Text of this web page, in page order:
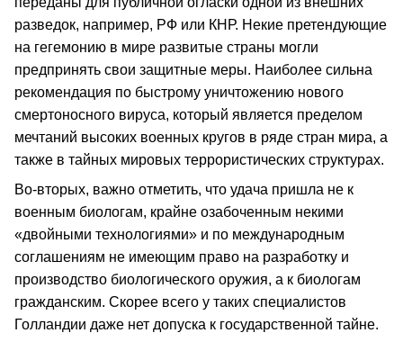
разведок, например, РФ или КНР. Некие претендующие
на гегемонию в мире развитые страны могли
предпринять свои защитные меры. Наиболее сильна
рекомендация по быстрому уничтожению нового
смертоносного вируса, который является пределом
мечтаний высоких военных кругов в ряде стран мира, а
также в тайных мировых террористических структурах.
Во-вторых, важно отметить, что удача пришла не к
военным биологам, крайне озабоченным некими
«двойными технологиями» и по международным
соглашениям не имеющим право на разработку и
производство биологического оружия, а к биологам
гражданским. Скорее всего у таких специалистов
Голландии даже нет допуска к государственной тайне.